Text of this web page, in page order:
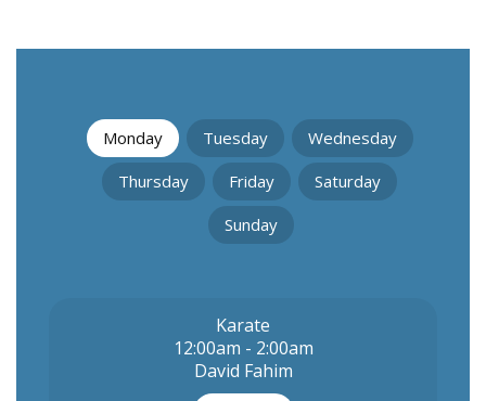
Monday Tuesday
Wednesday
Thursday
Friday
Saturday
Sunday
Karate
12:00am - 2:00am
David Fahim